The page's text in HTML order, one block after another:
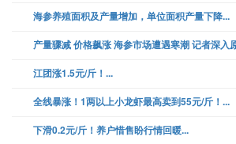
海参养殖面积及产量增加，单位面积产量下降...
江团涨1.5元/斤！...
全线暴涨！1两以上小龙虾最高卖到55元/斤！...
下滑0.2元/斤！养户惜售盼行情回暖...